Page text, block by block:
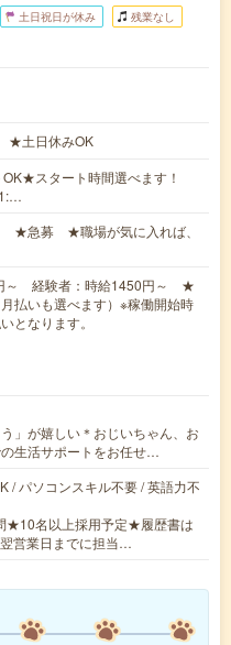
土日祝日が休み 残業なし
★土日休みOK
スタート時間選べます！
★急募 ★職場が気に入れば、
～ 経験者：時給1450円～ ★
払いも選べます）※稼働開始時
となります。
」が嬉しい＊おじいちゃん、お
生活サポートをお任せ…
/ パソコンスキル不要 / 英語力不
★10名以上採用予定★履歴書は
営業日までに担当…